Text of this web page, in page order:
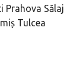
Prahova Sălaj
Tulcea